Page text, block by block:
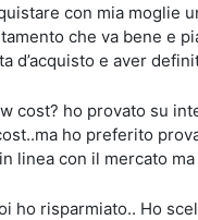
con mia moglie
che va bene e
d’acquisto e aver
cost? ho provato su
ho preferito
linea con il mercato
ho risparmiato.. Ho